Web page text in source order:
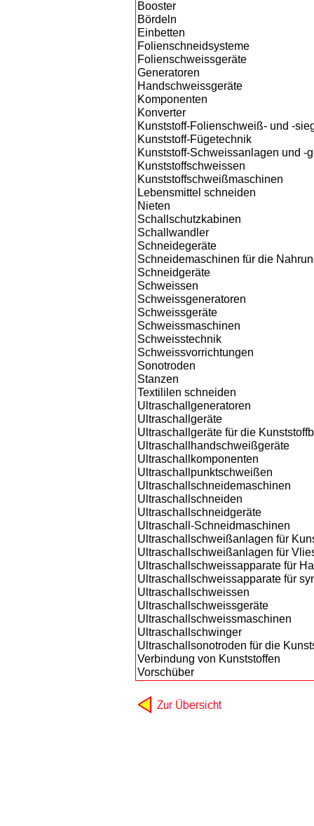
Booster
Bördeln
Einbetten
Folienschneidsysteme
Folienschweissgeräte
Generatoren
Handschweissgeräte
Komponenten
Konverter
Kunststoff-Folienschweiß- und -
Kunststoff-Fügetechnik
Kunststoff-Schweissanlagen und -
Kunststoffschweissen
Kunststoffschweißmaschinen
Lebensmittel schneiden
Nieten
Schallschutzkabinen
Schallwandler
Schneidegeräte
Schneidemaschinen für die
Schneidgeräte
Schweissen
Schweissgeneratoren
Schweissgeräte
Schweissmaschinen
Schweisstechnik
Schweissvorrichtungen
Sonotroden
Stanzen
Textililen schneiden
Ultraschallgeneratoren
Ultraschallgeräte
Ultraschallgeräte für die
Ultraschallhandschweißgeräte
Ultraschallkomponenten
Ultraschallpunktschweißen
Ultraschallschneidemaschinen
Ultraschallschneiden
Ultraschallschneidgeräte
Ultraschall-Schneidmaschinen
Ultraschallschweißanlagen für
Ultraschallschweißanlagen für
Ultraschallschweissapparate für
Ultraschallschweissapparate für
Ultraschallschweissen
Ultraschallschweissgeräte
Ultraschallschweissmaschinen
Ultraschallschwinger
Ultraschallsonotroden für die
Verbindung von Kunststoffen
Vorschüber